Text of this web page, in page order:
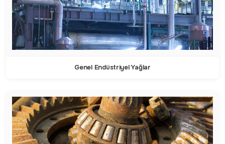
Genel Endüstriyel Yağlar